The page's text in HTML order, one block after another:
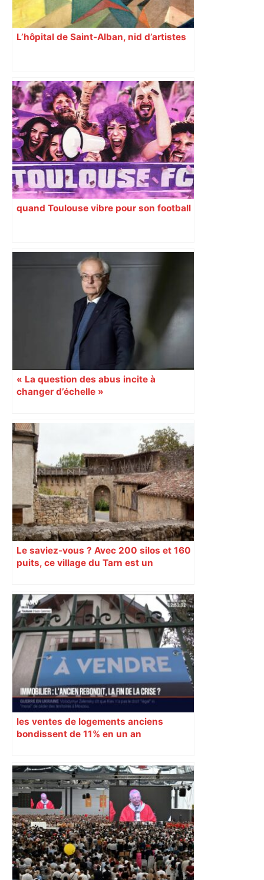
L’hôpital de Saint-Alban, nid d’artistes
quand Toulouse vibre pour son football
« La question des abus incite à
changer d’échelle »
Le saviez-vous ? Avec 200 silos et 160
puits, ce village du Tarn est un
les ventes de logements anciens
bondissent de 11% en un an